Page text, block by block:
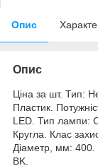
Опис
Опис
Ціна за шт. Тип:
Пластик.
LED. Тип лампи:
Кругла. Клас
Діаметр, мм: 400.
BK.